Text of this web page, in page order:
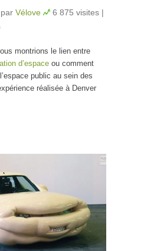
par Vélove 6 875 visites |
montrions le lien entre
d’espace ou comment
public au sein des
réalisée à Denver